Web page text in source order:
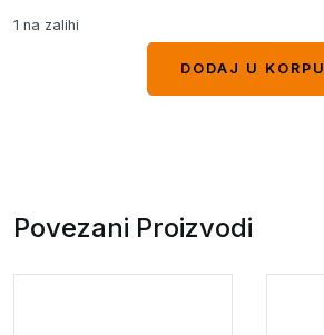
1 na zalihi
DODAJ U KORPU
Povezani Proizvodi